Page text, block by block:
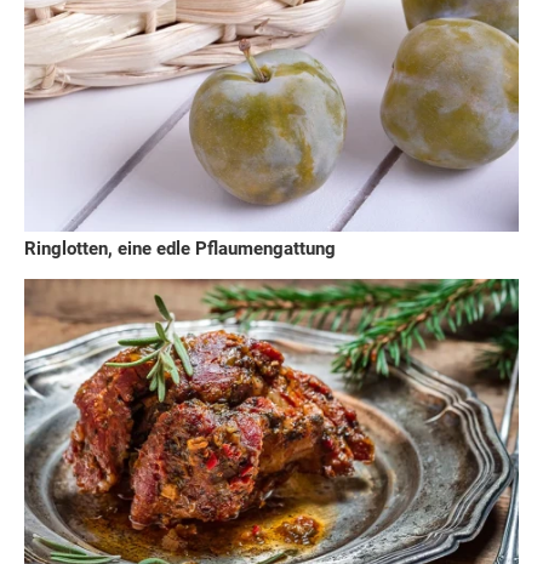
Ringlotten, eine edle Pflaumengattung